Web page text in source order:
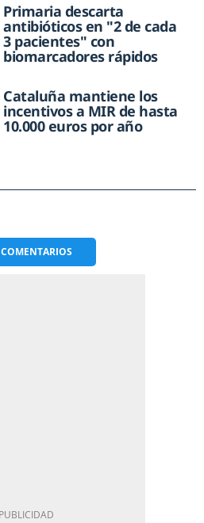
Primaria descarta
antibióticos en "2 de cada
3 pacientes" con
biomarcadores rápidos
Cataluña mantiene los
incentivos a MIR de hasta
10.000 euros por año
COMENTARIOS